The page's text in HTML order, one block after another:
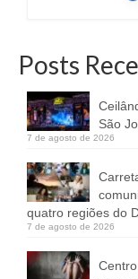
Posts
São
7 de agosto de 2026
quatro regiões do
7 de agosto de 2026